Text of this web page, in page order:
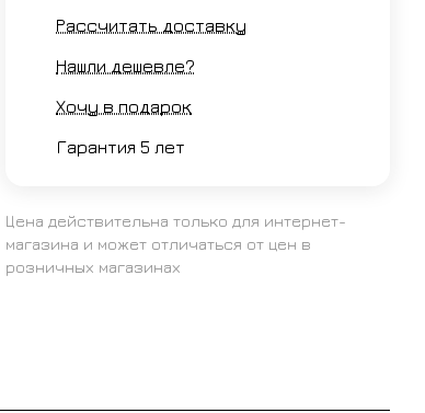
Рассчитать доставку
Нашли дешевле?
Хочу в подарок
Гарантия 5 лет
Цена действительна только для интернет-
магазина и может отличаться от цен в
розничных магазинах